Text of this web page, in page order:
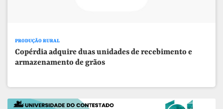
PRODUÇÃO RURAL
Copérdia adquire duas unidades de recebimento e
armazenamento de grãos